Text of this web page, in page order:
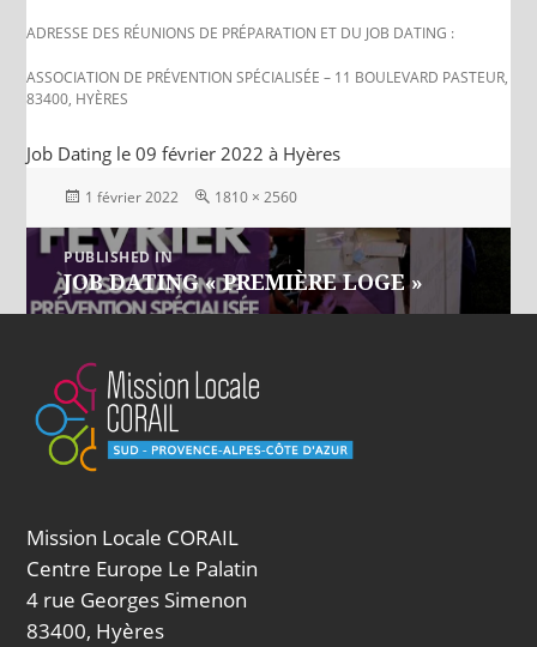
ADRESSE DES RÉUNIONS DE PRÉPARATION ET DU JOB DATING :
ASSOCIATION DE PRÉVENTION SPÉCIALISÉE – 11 BOULEVARD PASTEUR,
83400, HYÈRES
Job Dating le 09 février 2022 à Hyères
Posted
1 février 2022
Full
1810 × 2560
Navigation
de
PUBLISHED IN
JOB DATING « PREMIÈRE LOGE »
Mission Locale CORAIL
Centre Europe Le Palatin
4 rue Georges Simenon
83400, Hyères